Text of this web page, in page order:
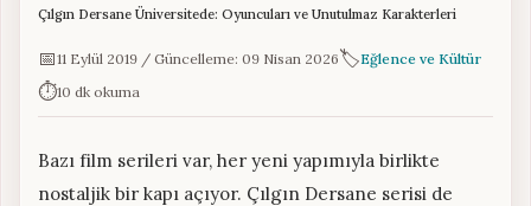
Çılgın Dersane Üniversitede: Oyuncuları ve Unutulmaz Karakterleri
📅11 Eylül 2019 / Güncelleme: 09 Nisan 2026🏷️Eğlence ve Kültür
⏱️10 dk okuma
Bazı film serileri var, her yeni yapımıyla birlikte
nostaljik bir kapı açıyor. Çılgın Dersane serisi de